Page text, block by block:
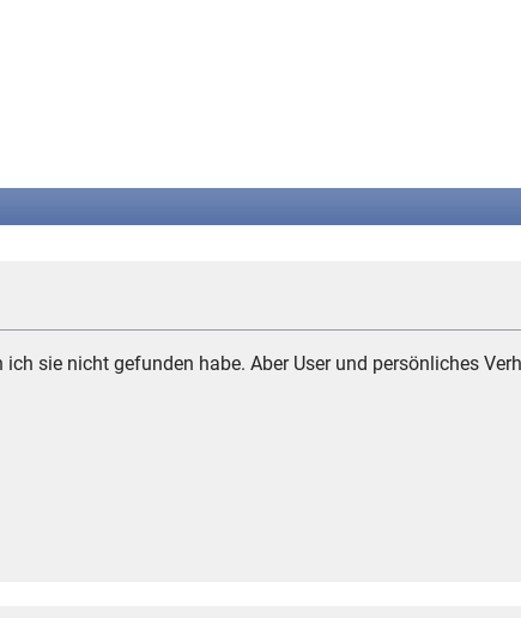
sie nicht gefunden habe. Aber User und persönliches